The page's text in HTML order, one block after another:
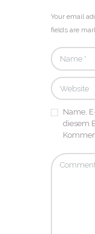
Your email
fields are
Name,
diesem